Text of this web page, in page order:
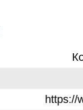
https://